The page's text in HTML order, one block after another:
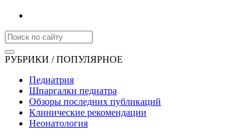
РУБРИКИ / ПОПУЛЯРНОЕ
Педиатрия
Шпаргалки педиатра
Обзоры последних публикаций
Клинические рекомендации
Неонатология